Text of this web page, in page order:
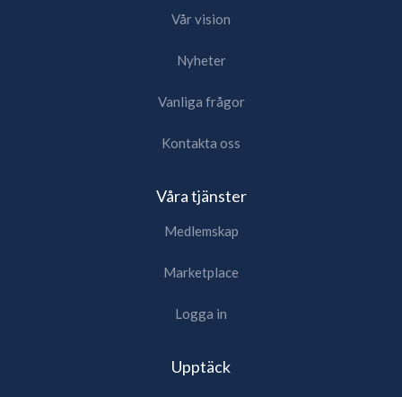
Vår vision
Nyheter
Vanliga frågor
Kontakta oss
Våra tjänster
Medlemskap
Marketplace
Logga in
Upptäck